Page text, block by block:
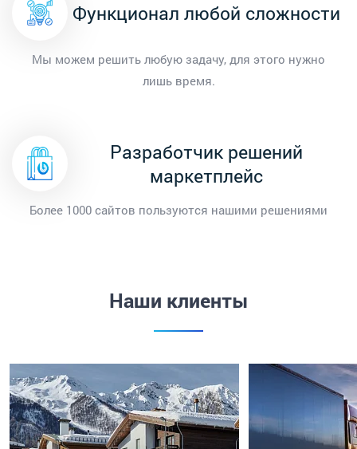
Функционал любой сложности
Мы можем решить любую задачу, для этого нужно
лишь время.
Разработчик решений
маркетплейс
Более 1000 сайтов пользуются нашими решениями
Наши клиенты